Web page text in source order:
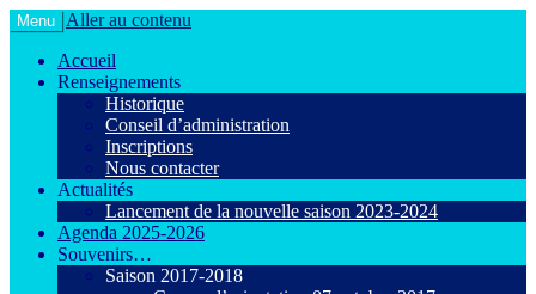
Agiot VTT Maurepas
Le VTT loisir en toute convivialité !
Menu
Aller au contenu
Accueil
Renseignements
Historique
Conseil d’administration
Inscriptions
Nous contacter
Actualités
Lancement de la nouvelle saison 2023-2024
Agenda 2025-2026
Souvenirs…
Saison 2017-2018